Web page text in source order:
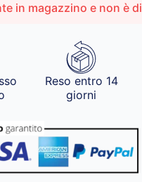
in magazzino e non è
Reso entro 14
giorni